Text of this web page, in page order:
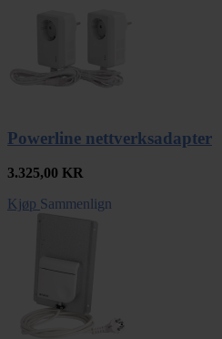
Powerline nettverksadapter
3.325,00 KR
Kjøp Sammenlign